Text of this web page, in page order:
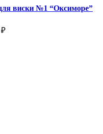
виски №1 “Оксиморе”
₽